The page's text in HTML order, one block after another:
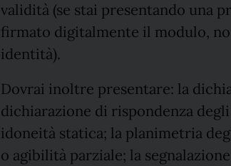
validità (se stai presentando una
firmato digitalmente il modulo,
identità).
Dovrai inoltre presentare: la
dichiarazione di rispondenza
idoneità statica; la planimetria
o agibilità parziale; la